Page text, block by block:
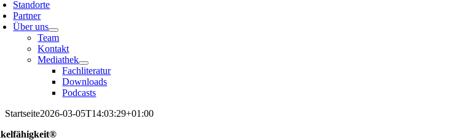
Standorte
Partner
Über uns
Team
Kontakt
Mediathek
Fachliteratur
Downloads
Podcasts
Startseite2026-03-05T14:03:29+01:00